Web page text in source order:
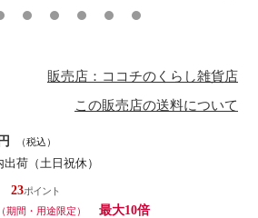
販売店：ココチのくらし雑貨店
この販売店の送料について
円 （税込）
荷（土日祝休）
23
（期間・用途限定）
最大10倍